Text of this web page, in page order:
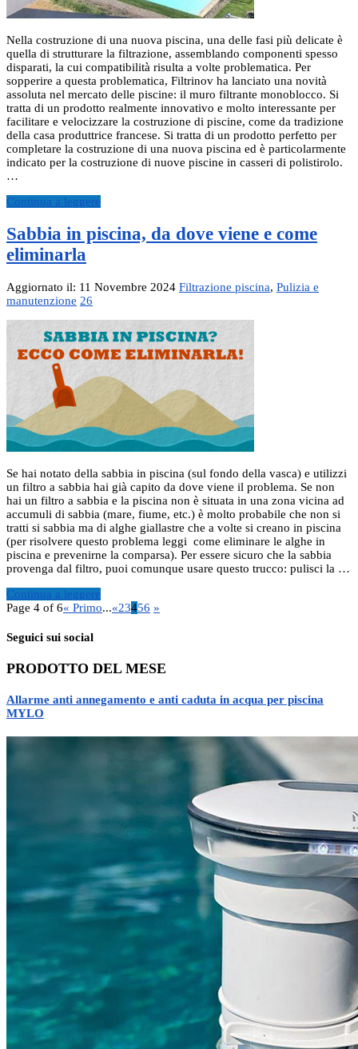
Nella costruzione di una nuova piscina, una delle fasi più delicate è
quella di strutturare la filtrazione, assemblando componenti spesso
disparati, la cui compatibilità risulta a volte problematica. Per
sopperire a questa problematica, Filtrinov ha lanciato una novità
assoluta nel mercato delle piscine: il muro filtrante monoblocco. Si
tratta di un prodotto realmente innovativo e molto interessante per
facilitare e velocizzare la costruzione di piscine, come da tradizione
della casa produttrice francese. Si tratta di un prodotto perfetto per
completare la costruzione di una nuova piscina ed è particolarmente
indicato per la costruzione di nuove piscine in casseri di polistirolo.
…
Continua a leggere
Sabbia in piscina, da dove viene e come
eliminarla
Aggiornato il: 11 Novembre 2024 Filtrazione piscina, Pulizia e
manutenzione 26
Se hai notato della sabbia in piscina (sul fondo della vasca) e utilizzi
un filtro a sabbia hai già capito da dove viene il problema. Se non
hai un filtro a sabbia e la piscina non è situata in una zona vicina ad
accumuli di sabbia (mare, fiume, etc.) è molto probabile che non si
tratti si sabbia ma di alghe giallastre che a volte si creano in piscina
(per risolvere questo problema leggi come eliminare le alghe in
piscina e prevenirne la comparsa). Per essere sicuro che la sabbia
provenga dal filtro, puoi comunque usare questo trucco: pulisci la …
Continua a leggere
Page 4 of 6« Primo...«23456 »
Seguici sui social
PRODOTTO DEL MESE
Allarme anti annegamento e anti caduta in acqua per piscina
MYLO